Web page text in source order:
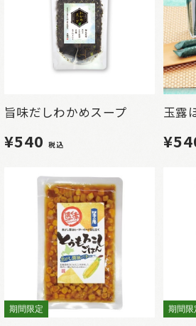
旨味だしわかめスープ
¥540税込
玉露
期間限定 期間限